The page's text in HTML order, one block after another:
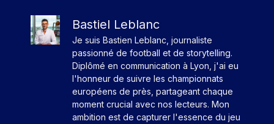
Bastiel Leblanc
Je suis Bastien Leblanc, journaliste
passionné de football et de storytelling.
Diplômé en communication à Lyon, j'ai eu
l'honneur de suivre les championnats
européens de près, partageant chaque
moment crucial avec nos lecteurs. Mon
ambition est de capturer l'essence du jeu